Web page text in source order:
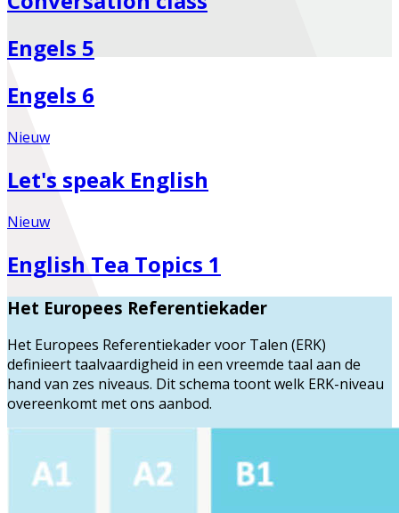
Engels 5
Engels 6
Nieuw
Let's speak English
Nieuw
English Tea Topics 1
Het Europees Referentiekader
Het Europees Referentiekader voor Talen (ERK)
definieert taalvaardigheid in een vreemde taal aan de
hand van zes niveaus. Dit schema toont welk ERK-niveau
overeenkomt met ons aanbod.